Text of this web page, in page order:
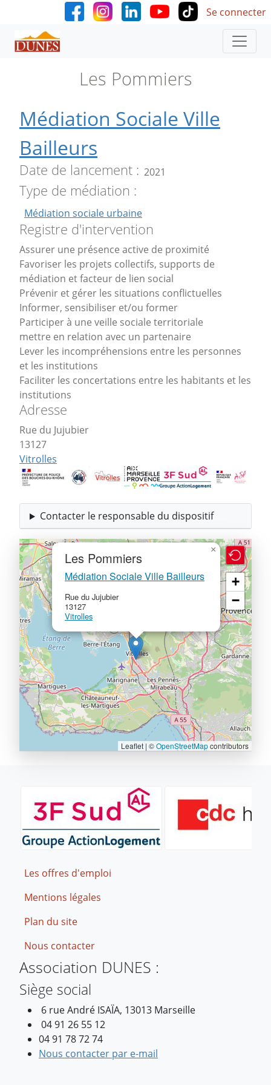
Aller au contenu principal User
Se connecter
Les Pommiers
Médiation Sociale Ville
Bailleurs
Date de lancement 2021
Type de médiation
Médiation sociale urbaine
Registre d'intervention
Assurer une présence active de proximité
Favoriser les projets collectifs, supports de
médiation et facteur de lien social
Prévenir et gérer les situations conflictuelles
Informer, sensibiliser et/ou former
Participer à une veille sociale territoriale
mettre en relation avec un partenaire
Lever les incompréhensions entre les personnes
et les institutions
Faciliter les concertations entre les habitants et les
institutions
Adresse
Rue du Jujubier
13127
Vitrolles
Contacter le responsable du dispositif
Les Pommiers
Médiation Sociale Ville Bailleurs
Rue du Jujubier
13127
Vitrolles
×
+
−
Leaflet | ©OpenStreetMapcontributors
Footer
Les offres d'emploi
Mentions légales
Plan du site
Nous contacter
Association DUNES :
Siège social
6 rue André ISAÏA, 13013 Marseille
04 91 26 55 12
04 91 78 72 74
Nous contacter par e-mail